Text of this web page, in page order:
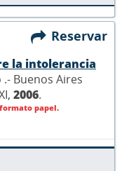
Reservar
la intolerancia
Buenos Aires
2006.
papel.